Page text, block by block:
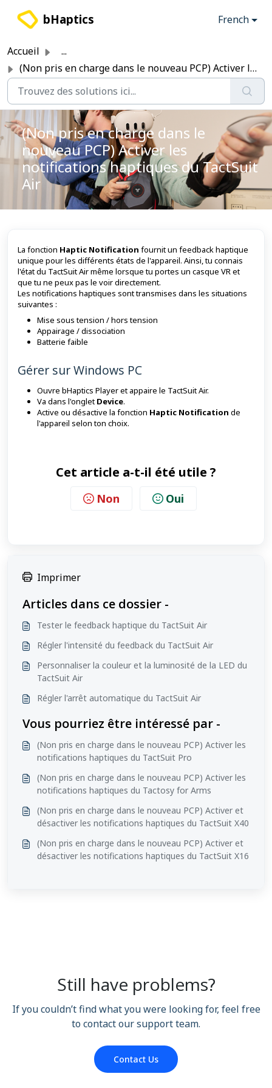
bHaptics French
Accueil
...
(Non pris en charge dans le nouveau PCP) Activer les noti...
(Non pris en charge dans le
nouveau PCP) Activer les
notifications haptiques du TactSuit
Air
La fonction Haptic Notification fournit un feedback haptique
unique pour les différents états de l'appareil. Ainsi, tu connais
l'état du TactSuit Air même lorsque tu portes un casque VR et
que tu ne peux pas le voir directement.
Les notifications haptiques sont transmises dans les situations
suivantes :
Mise sous tension / hors tension
Appairage / dissociation
Batterie faible
Gérer sur Windows PC
Ouvre bHaptics Player et appaire le TactSuit Air.
Va dans l'onglet Device.
Active ou désactive la fonction Haptic Notification de
l'appareil selon ton choix.
Cet article a-t-il été utile ?
Non Oui
Imprimer
Articles dans ce dossier -
Tester le feedback haptique du TactSuit Air
Régler l'intensité du feedback du TactSuit Air
Personnaliser la couleur et la luminosité de la LED du
TactSuit Air
Régler l'arrêt automatique du TactSuit Air
Vous pourriez être intéressé par -
(Non pris en charge dans le nouveau PCP) Activer les
notifications haptiques du TactSuit Pro
(Non pris en charge dans le nouveau PCP) Activer les
notifications haptiques du Tactosy for Arms
(Non pris en charge dans le nouveau PCP) Activer et
désactiver les notifications haptiques du TactSuit X40
(Non pris en charge dans le nouveau PCP) Activer et
désactiver les notifications haptiques du TactSuit X16
Still have problems?
If you couldn’t find what you were looking for, feel free
to contact our support team.